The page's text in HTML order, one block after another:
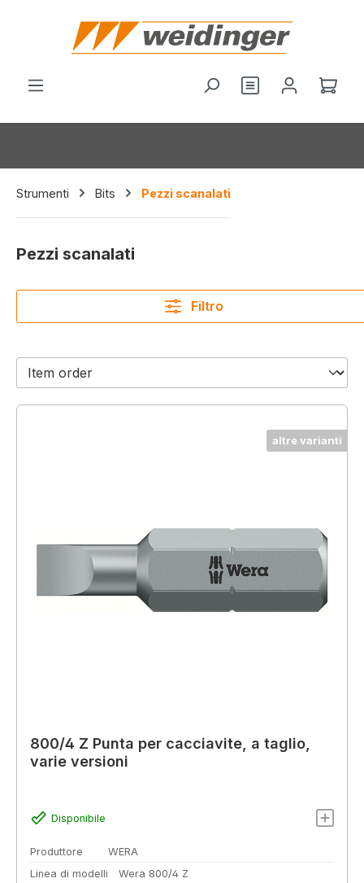
principale
Il
Strumenti Bits Pezzi scanalati
Pezzi scanalati
Filtro
altre varianti
800/4 Z Punta per cacciavite, a taglio,
varie versioni
Disponibile
Produttore
WERA
Linea di modelli
Wera 800/4 Z